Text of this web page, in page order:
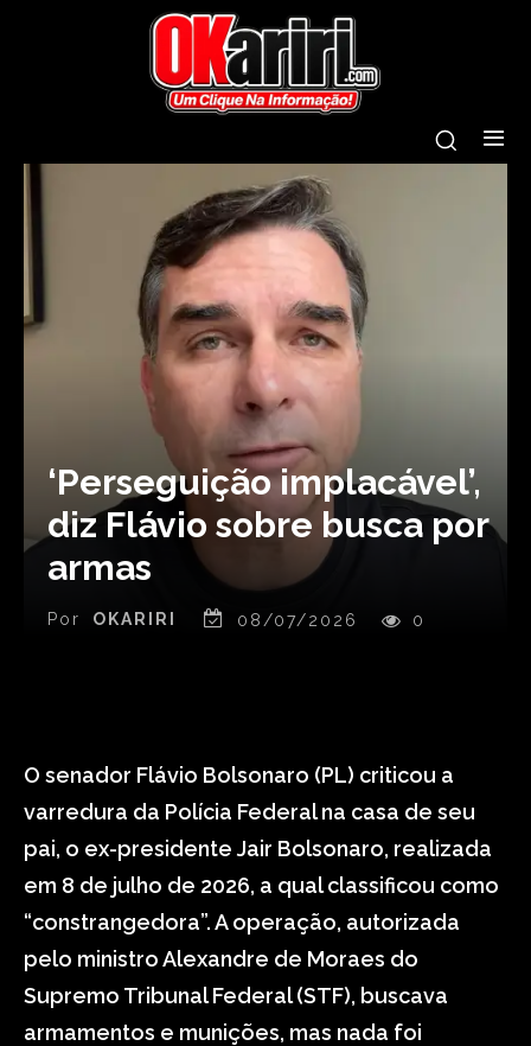
‘Perseguição implacável’,
diz Flávio sobre busca por
armas
Por OKARIRI 08/07/2026 0
O senador Flávio Bolsonaro (PL) criticou a
varredura da Polícia Federal na casa de seu
pai, o ex-presidente Jair Bolsonaro, realizada
em 8 de julho de 2026, a qual classificou como
“constrangedora”. A operação, autorizada
pelo ministro Alexandre de Moraes do
Supremo Tribunal Federal (STF), buscava
armamentos e munições, mas nada foi